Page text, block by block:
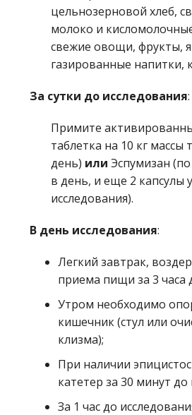
цельнозерновой хлеб,
молоко и
свежие овощи, фрукты,
газированные напитки,
За сутки до исследования:
Примите
таблетка на 10 кг массы
день) или Эспумизан
в день, и еще 2 капсулы
исследования).
В день исследования:
Легкий завтрак,
приема пищи за 3 часа
Утром необходимо
кишечник (стул или
клизма);
При наличии
катетер за 30 минут до
За 1 час до